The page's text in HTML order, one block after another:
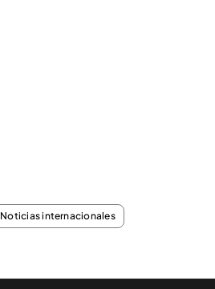
Noticias internacionales